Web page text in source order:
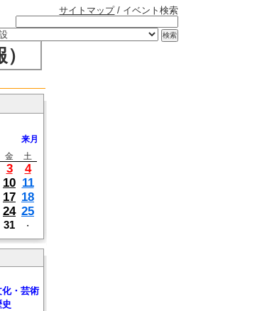
サイトマップ/ イベント検索
来月
金
土
3
4
10 11
17 18
24 25
31 ・
化・芸術
史